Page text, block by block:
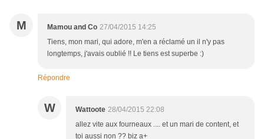
M Mamou and Co 27/04/2015 14:25
Tiens, mon mari, qui adore, m'en a réclamé un il n'y pas
longtemps, j'avais oublié !! Le tiens est superbe :)
Répondre
W Wattoote 28/04/2015 22:08
allez vite aux fourneaux .... et un mari de content, et
toi aussi non ?? biz a+